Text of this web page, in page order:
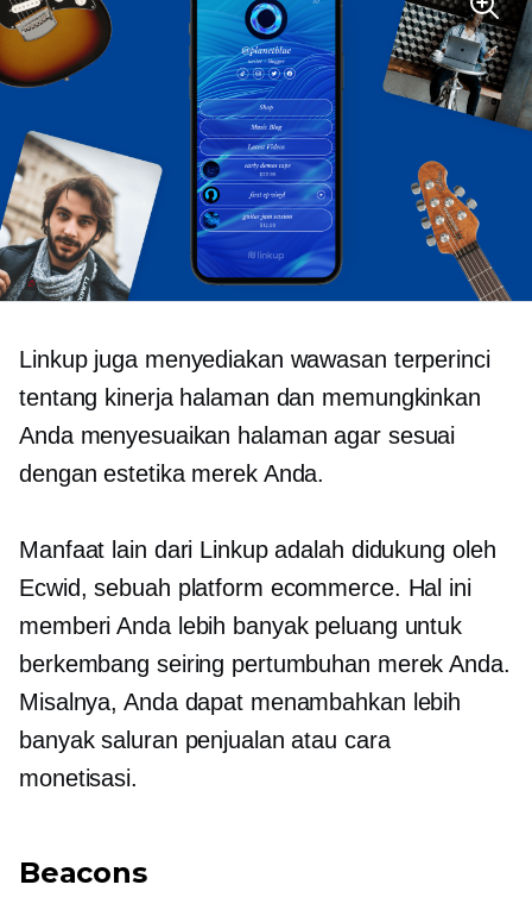
Linkup juga menyediakan wawasan terperinci
tentang kinerja halaman dan memungkinkan
Anda menyesuaikan halaman agar sesuai
dengan estetika merek Anda.
Manfaat lain dari Linkup adalah didukung oleh
Ecwid, sebuah platform ecommerce. Hal ini
memberi Anda lebih banyak peluang untuk
berkembang seiring pertumbuhan merek Anda.
Misalnya, Anda dapat menambahkan lebih
banyak saluran penjualan atau cara
monetisasi.
Beacons